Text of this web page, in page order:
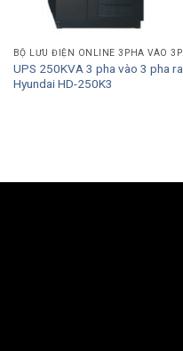
UPS 250KVA 3 pha vào 3 pha ra.
Hyundai HD-250K3